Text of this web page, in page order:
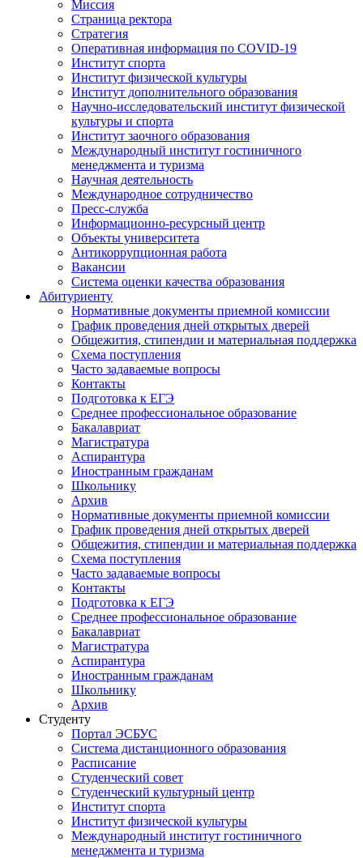
Миссия
Страница ректора
Стратегия
Оперативная информация по COVID-19
Институт спорта
Институт физической культуры
Институт дополнительного образования
Научно-исследовательский институт физической
культуры и спорта
Институт заочного образования
Международный институт гостиничного
менеджмента и туризма
Научная деятельность
Международное сотрудничество
Пресс-служба
Информационно-ресурсный центр
Объекты университета
Антикоррупционная работа
Вакансии
Система оценки качества образования
Абитуриенту
Нормативные документы приемной комиссии
График проведения дней открытых дверей
Общежития, стипендии и материальная поддержка
Схема поступления
Часто задаваемые вопросы
Контакты
Подготовка к ЕГЭ
Среднее профессиональное образование
Бакалавриат
Магистратура
Аспирантура
Иностранным гражданам
Школьнику
Архив
Нормативные документы приемной комиссии
График проведения дней открытых дверей
Общежития, стипендии и материальная поддержка
Схема поступления
Часто задаваемые вопросы
Контакты
Подготовка к ЕГЭ
Среднее профессиональное образование
Бакалавриат
Магистратура
Аспирантура
Иностранным гражданам
Школьнику
Архив
Студенту
Портал ЭСБУС
Система дистанционного образования
Расписание
Студенческий совет
Студенческий культурный центр
Институт спорта
Институт физической культуры
Международный институт гостиничного
менеджмента и туризма